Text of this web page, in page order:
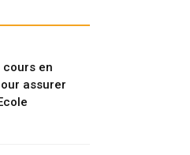
cours en
assurer